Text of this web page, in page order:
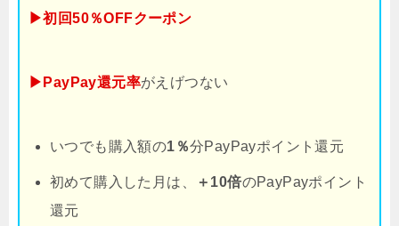
▶初回50％OFFクーポン
▶PayPay還元率がえげつない
いつでも購入額の1％分PayPayポイント還元
初めて購入した月は、 ＋10倍のPayPayポイント
還元